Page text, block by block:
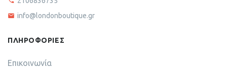
info@londonboutique.gr
ΠΛΗΡΟΦΟΡΙΕΣ
Επικοινωνία